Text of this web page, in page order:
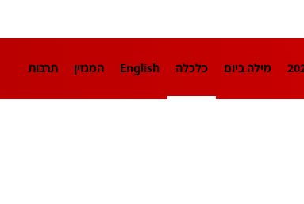
מילה ביום כלכלה English המגזין תרבות